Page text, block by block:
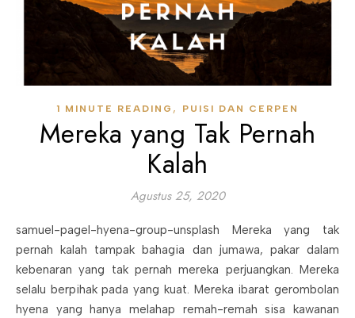
1 MINUTE READING , PUISI DAN CERPEN
Mereka yang Tak Pernah
Kalah
Agustus 25, 2020
samuel-pagel-hyena-group-unsplash Mereka yang tak
pernah kalah tampak bahagia dan jumawa, pakar dalam
kebenaran yang tak pernah mereka perjuangkan. Mereka
selalu berpihak pada yang kuat. Mereka ibarat gerombolan
hyena yang hanya melahap remah-remah sisa kawanan